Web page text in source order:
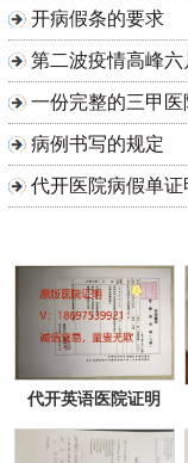
开病假条的要求
第二波疫情高峰六
一份完整的三甲医
病例书写的规定
代开医院病假单证
代开英语医院证明